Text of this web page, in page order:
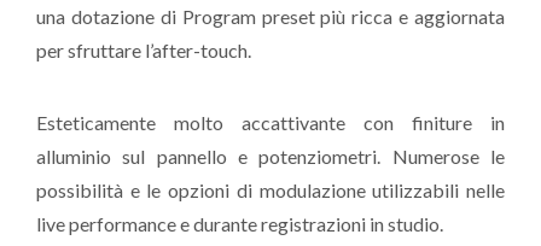
una dotazione di Program preset più ricca e aggiornata
per sfruttare l’after-touch.
Esteticamente molto accattivante con finiture in
alluminio sul pannello e potenziometri. Numerose le
possibilità e le opzioni di modulazione utilizzabili nelle
live performance e durante registrazioni in studio.